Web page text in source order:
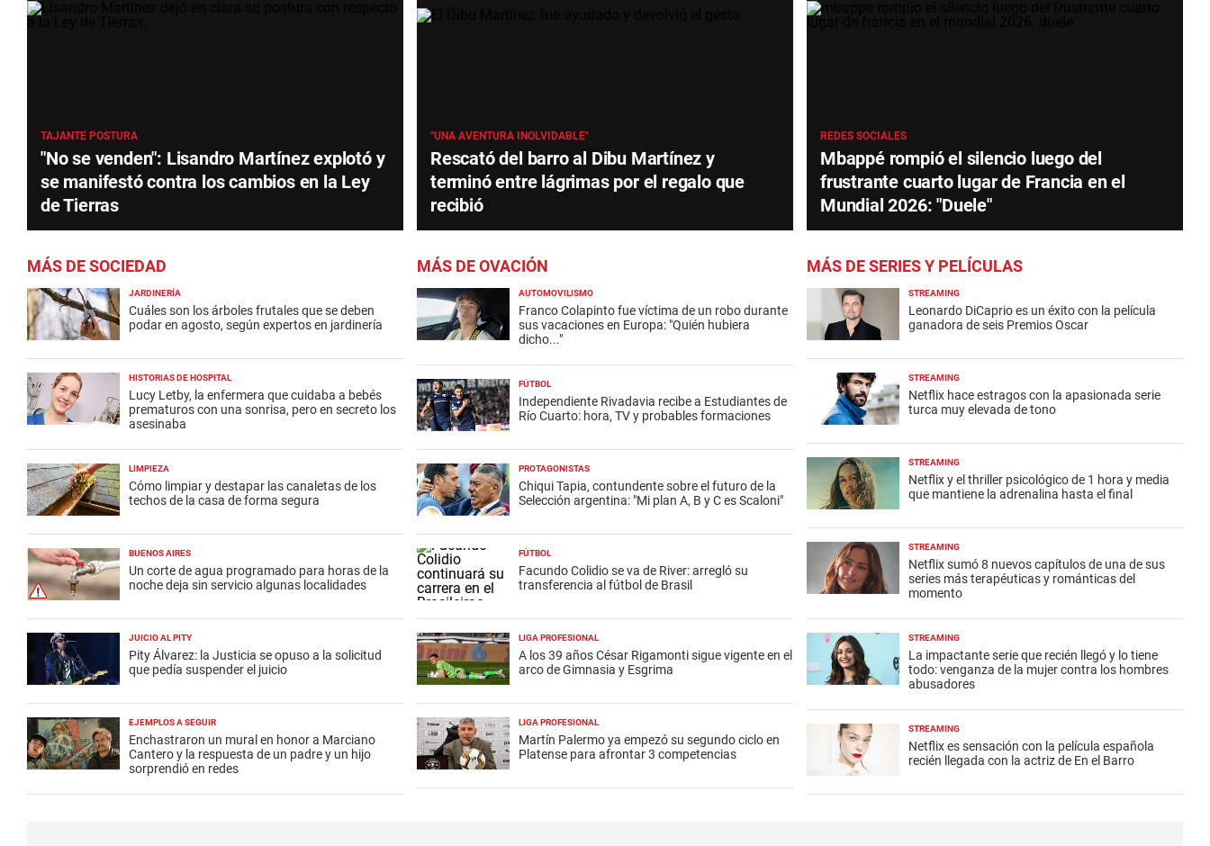
TAJANTE POSTURA
"No se venden": Lisandro Martínez explotó y
se manifestó contra los cambios en la Ley
de Tierras
"UNA AVENTURA INOLVIDABLE"
Rescató del barro al Dibu Martínez y
terminó entre lágrimas por el regalo que
recibió
REDES SOCIALES
Mbappé rompió el silencio luego del
frustrante cuarto lugar de Francia en el
Mundial 2026: "Duele"
MÁS DE SOCIEDAD
JARDINERÍA
Cuáles son los árboles frutales que se deben
podar en agosto, según expertos en jardinería
HISTORIAS DE HOSPITAL
Lucy Letby, la enfermera que cuidaba a bebés
prematuros con una sonrisa, pero en secreto los
asesinaba
LIMPIEZA
Cómo limpiar y destapar las canaletas de los
techos de la casa de forma segura
BUENOS AIRES
Un corte de agua programado para horas de la
noche deja sin servicio algunas localidades
JUICIO AL PITY
Pity Álvarez: la Justicia se opuso a la solicitud
que pedía suspender el juicio
EJEMPLOS A SEGUIR
Enchastraron un mural en honor a Marciano
Cantero y la respuesta de un padre y un hijo
sorprendió en redes
MÁS DE OVACIÓN
AUTOMOVILISMO
Franco Colapinto fue víctima de un robo durante
sus vacaciones en Europa: "Quién hubiera
dicho..."
FÚTBOL
Independiente Rivadavia recibe a Estudiantes de
Río Cuarto: hora, TV y probables formaciones
PROTAGONISTAS
Chiqui Tapia, contundente sobre el futuro de la
Selección argentina: "Mi plan A, B y C es Scaloni"
FÚTBOL
Facundo Colidio se va de River: arregló su
transferencia al fútbol de Brasil
LIGA PROFESIONAL
A los 39 años César Rigamonti sigue vigente en el
arco de Gimnasia y Esgrima
LIGA PROFESIONAL
Martín Palermo ya empezó su segundo ciclo en
Platense para afrontar 3 competencias
MÁS DE SERIES Y PELÍCULAS
STREAMING
Leonardo DiCaprio es un éxito con la película
ganadora de seis Premios Oscar
STREAMING
Netflix hace estragos con la apasionada serie
turca muy elevada de tono
STREAMING
Netflix y el thriller psicológico de 1 hora y media
que mantiene la adrenalina hasta el final
STREAMING
Netflix sumó 8 nuevos capítulos de una de sus
series más terapéuticas y románticas del
momento
STREAMING
La impactante serie que recién llegó y lo tiene
todo: venganza de la mujer contra los hombres
abusadores
STREAMING
Netflix es sensación con la película española
recién llegada con la actriz de En el Barro